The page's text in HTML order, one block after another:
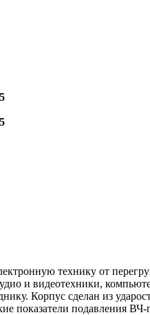
технику от
и видеотехники,
Корпус сделан из
показатели подавления ВЧ-